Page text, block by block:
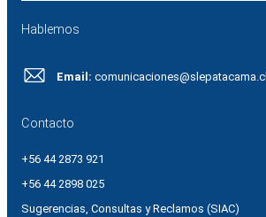
Hablemos
Email: comunicaciones@slepatacama.cl
Contacto
+56 44 2873 921
+56 44 2898 025
Sugerencias, Consultas y Reclamos (SIAC)